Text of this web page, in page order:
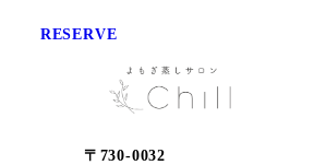
RESERVE
〒730-0032